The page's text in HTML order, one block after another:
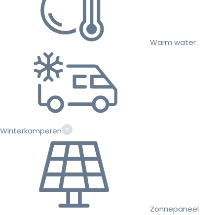
Warm water
Winterkamperen
Zonnepaneel